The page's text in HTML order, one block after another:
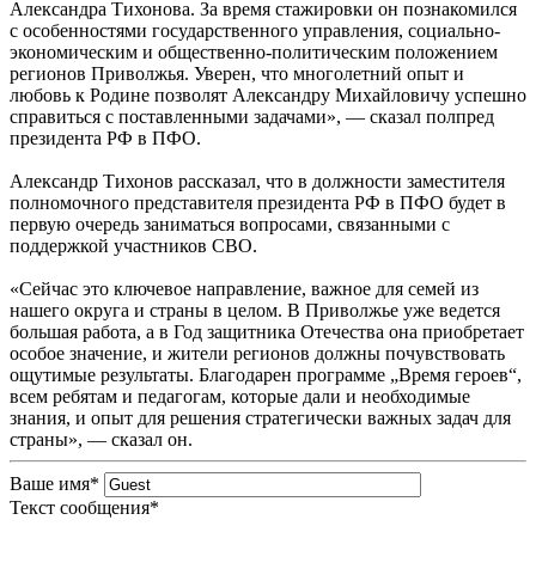
Александра Тихонова. За время стажировки он познакомился
с особенностями государственного управления, социально-
экономическим и общественно-политическим положением
регионов Приволжья. Уверен, что многолетний опыт и
любовь к Родине позволят Александру Михайловичу успешно
справиться с поставленными задачами», — сказал полпред
президента РФ в ПФО.
Александр Тихонов рассказал, что в должности заместителя
полномочного представителя президента РФ в ПФО будет в
первую очередь заниматься вопросами, связанными с
поддержкой участников СВО.
«Сейчас это ключевое направление, важное для семей из
нашего округа и страны в целом. В Приволжье уже ведется
большая работа, а в Год защитника Отечества она приобретает
особое значение, и жители регионов должны почувствовать
ощутимые результаты. Благодарен программе „Время героев“,
всем ребятам и педагогам, которые дали и необходимые
знания, и опыт для решения стратегически важных задач для
страны», — сказал он.
Ваше имя*
Текст сообщения*